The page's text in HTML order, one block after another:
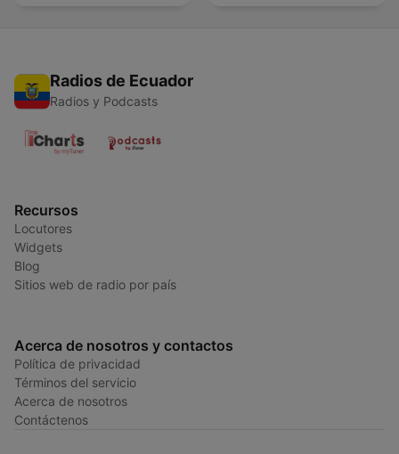
Radios de Ecuador
Radios y Podcasts
Recursos
Locutores
Widgets
Blog
Sitios web de radio por país
Acerca de nosotros y contactos
Política de privacidad
Términos del servicio
Acerca de nosotros
Contáctenos